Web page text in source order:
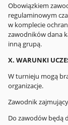
Obowiązkiem
regulaminowym
w komplecie
zawodników dana
inną grupą.
X. WARUNKI
W turnieju mogą
organizacje.
Zawodnik
Do zawodów będą